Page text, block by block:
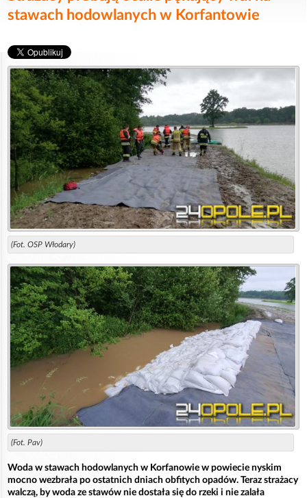
stawach hodowlanych w Korfantowie
(Fot. OSP Włodary)
(Fot. Pav)
Woda w stawach hodowlanych w Korfanowie w powiecie nyskim
mocno wezbrała po ostatnich dniach obfitych opadów. Teraz strażacy
walczą, by woda ze stawów nie dostała się do rzeki i nie zalała